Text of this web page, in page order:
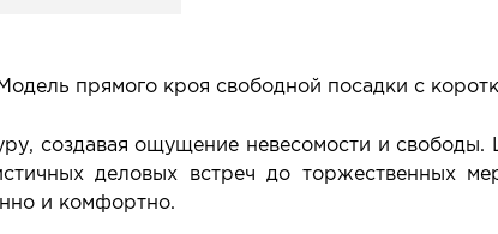
прямого кроя свободной посадки с
создавая ощущение невесомости и
деловых встреч до торжественных
и комфортно.